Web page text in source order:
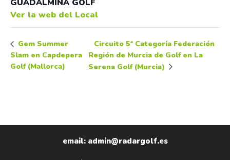
GUADALMINA GOLF
Ver la web del Local
Gem Summer
Slam en Capdepera
Golf (Mallorca)
Circuito 5ª Categoría Federación
Región de Murcia de Golf en La
Serena Golf (Murcia)
email: admin@radargolf.es